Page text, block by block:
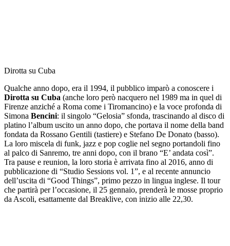
Dirotta su Cuba
Qualche anno dopo, era il 1994, il pubblico imparò a conoscere i
Dirotta su Cuba (anche loro però nacquero nel 1989 ma in quel di
Firenze anziché a Roma come i Tiromancino) e la voce profonda di
Simona Bencini: il singolo “Gelosia” sfonda, trascinando al disco di
platino l’album uscito un anno dopo, che portava il nome della band
fondata da Rossano Gentili (tastiere) e Stefano De Donato (basso).
La loro miscela di funk, jazz e pop coglie nel segno portandoli fino
al palco di Sanremo, tre anni dopo, con il brano “E’ andata così”.
Tra pause e reunion, la loro storia è arrivata fino al 2016, anno di
pubblicazione di “Studio Sessions vol. 1”, e al recente annuncio
dell’uscita di “Good Things”, primo pezzo in lingua inglese. Il tour
che partirà per l’occasione, il 25 gennaio, prenderà le mosse proprio
da Ascoli, esattamente dal Breaklive, con inizio alle 22,30.